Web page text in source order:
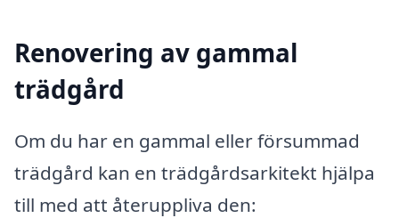
Renovering av gammal
trädgård
Om du har en gammal eller försummad
trädgård kan en trädgårdsarkitekt hjälpa
till med att återuppliva den: